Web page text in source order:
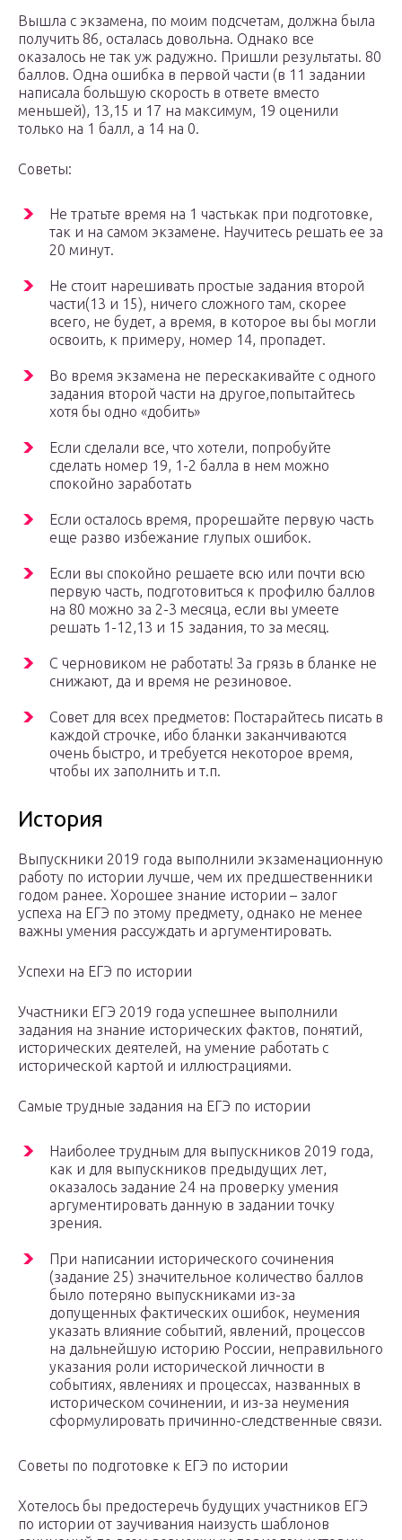
Вышла с экзамена, по моим подсчетам, должна была
получить 86, осталась довольна. Однако все
оказалось не так уж радужно. Пришли результаты. 80
баллов. Одна ошибка в первой части (в 11 задании
написала большую скорость в ответе вместо
меньшей), 13,15 и 17 на максимум, 19 оценили
только на 1 балл, а 14 на 0.
Советы:
Не тратьте время на 1 частькак при подготовке,
так и на самом экзамене. Научитесь решать ее за
20 минут.
Не стоит нарешивать простые задания второй
части(13 и 15), ничего сложного там, скорее
всего, не будет, а время, в которое вы бы могли
освоить, к примеру, номер 14, пропадет.
Во время экзамена не перескакивайте с одного
задания второй части на другое,попытайтесь
хотя бы одно «добить»
Если сделали все, что хотели, попробуйте
сделать номер 19, 1-2 балла в нем можно
спокойно заработать
Если осталось время, прорешайте первую часть
еще разво избежание глупых ошибок.
Если вы спокойно решаете всю или почти всю
первую часть, подготовиться к профилю баллов
на 80 можно за 2-3 месяца, если вы умеете
решать 1-12,13 и 15 задания, то за месяц.
С черновиком не работать! За грязь в бланке не
снижают, да и время не резиновое.
Совет для всех предметов: Постарайтесь писать в
каждой строчке, ибо бланки заканчиваются
очень быстро, и требуется некоторое время,
чтобы их заполнить и т.п.
История
Выпускники 2019 года выполнили экзаменационную
работу по истории лучше, чем их предшественники
годом ранее. Хорошее знание истории – залог
успеха на ЕГЭ по этому предмету, однако не менее
важны умения рассуждать и аргументировать.
Успехи на ЕГЭ по истории
Участники ЕГЭ 2019 года успешнее выполнили
задания на знание исторических фактов, понятий,
исторических деятелей, на умение работать с
исторической картой и иллюстрациями.
Самые трудные задания на ЕГЭ по истории
Наиболее трудным для выпускников 2019 года,
как и для выпускников предыдущих лет,
оказалось задание 24 на проверку умения
аргументировать данную в задании точку
зрения.
При написании исторического сочинения
(задание 25) значительное количество баллов
было потеряно выпускниками из-за
допущенных фактических ошибок, неумения
указать влияние событий, явлений, процессов
на дальнейшую историю России, неправильного
указания роли исторической личности в
событиях, явлениях и процессах, названных в
историческом сочинении, и из-за неумения
сформулировать причинно-следственные связи.
Советы по подготовке к ЕГЭ по истории
Хотелось бы предостеречь будущих участников ЕГЭ
по истории от заучивания наизусть шаблонов